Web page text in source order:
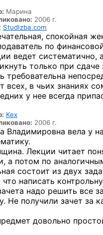
Марина
2006 г.
StudIzba.com
спокойная
по
ведет систематично,
только при
требовательна
всех, в чьих знаниях
у нее всегда
Kex
2006 г.
Владимировна вела у
Лекции читает
а потом по
состоит из двух
написать
надо решить
Не получили зачет за
довольно